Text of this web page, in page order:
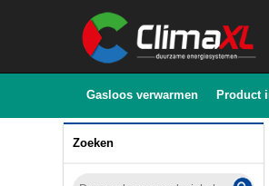
Gasloos verwarmen Product
Zoeken